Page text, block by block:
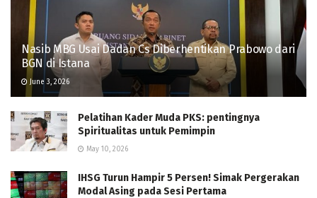
Nasib MBG Usai Dadan Cs Diberhentikan Prabowo dari
BGN di Istana
June 3, 2026
Pelatihan Kader Muda PKS: pentingnya
Spiritualitas untuk Pemimpin
May 10, 2026
IHSG Turun Hampir 5 Persen! Simak Pergerakan
Modal Asing pada Sesi Pertama